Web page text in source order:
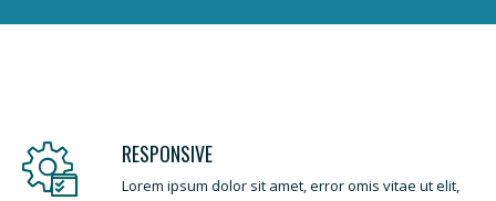
RESPONSIVE
Lorem ipsum dolor sit amet, error omis vitae ut elit,